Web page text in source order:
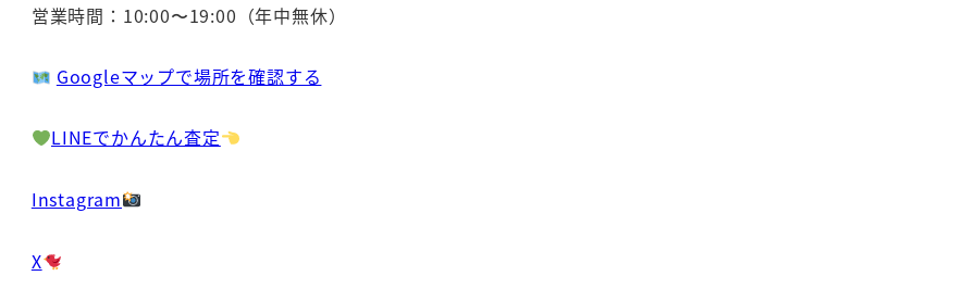
営業時間：10:00〜19:00（年中無休）
Googleマップで場所を確認する
LINEでかんたん査定
Instagram
X